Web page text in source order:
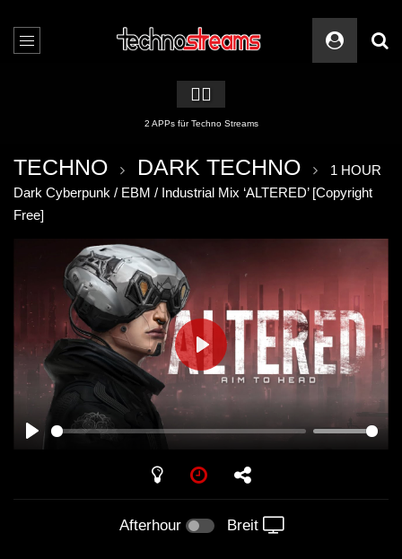
🏳️‍🌈
2 APPs für Techno Streams
TECHNO DARK TECHNO
1 HOUR
Dark Cyberpunk / EBM / Industrial Mix ‘ALTERED’ [Copyright
Free]
PLAY
PLAY
Afterhour Breit